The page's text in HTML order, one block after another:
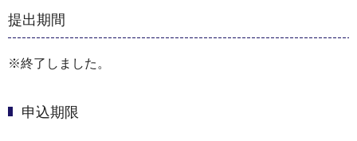
提出期間
※終了しました。
申込期限